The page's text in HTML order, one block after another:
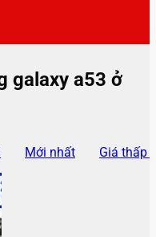
galaxy a53 ở
Mới nhất Giá thấp